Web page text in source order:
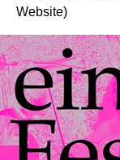
Website)